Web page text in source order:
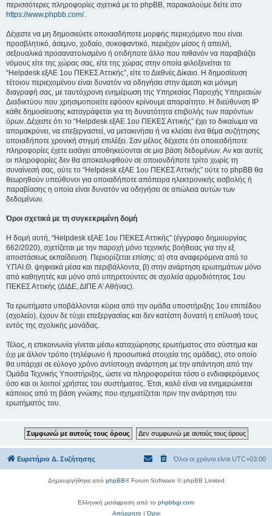
περισσότερες πληροφορίες σχετικά με το phpBB, παρακαλούμε δείτε στο
https://www.phpbb.com/.
Δέχεστε να μη δημοσιεύετε οποιασδήποτε μορφής περιεχόμενο που είναι
προσβλητικό, άσεμνο, χυδαίο, συκοφαντικό, περιέχον μίσος ή απειλή,
σεξουαλικά προσανατολισμένο ή οτιδήποτε άλλο που πιθανόν να παραβιάζει
νόμους είτε της χώρας σας, είτε της χώρας στην οποία φιλοξενείται το
“Helpdesk εξΑΕ 1ου ΠΕΚΕΣ Αττικής”, είτε το Διεθνές Δίκαιο. Η δημοσίευση
τέτοιου περιεχομένου είναι δυνατόν να οδηγήσει στην άμεση και μόνιμη
διαγραφή σας, με ταυτόχρονη ενημέρωση της Υπηρεσίας Παροχής Υπηρεσιών
Διαδικτύου που χρησιμοποιείτε εφόσον κρίνουμε απαραίτητο. Η διεύθυνση IP
κάθε δημοσίευσης καταγράφεται για τη δυνατότητα επιβολής των παρόντων
όρων. Δέχεστε ότι το “Helpdesk εξΑΕ 1ου ΠΕΚΕΣ Αττικής” έχει το δικαίωμα να
απομακρύνει, να επεξεργαστεί, να μετακινήσει ή να κλείσει ένα θέμα συζήτησης
οποιαδήποτε χρονική στιγμή επιλέξει. Σαν μέλος δέχεστε ότι οποιεσδήποτε
πληροφορίες έχετε εισάγει αποθηκεύονται σε μια βάση δεδομένων. Αν και αυτές
οι πληροφορίες δεν θα αποκαλυφθούν σε οποιονδήποτε τρίτο χωρίς τη
συναίνεσή σας, ούτε το “Helpdesk εξΑΕ 1ου ΠΕΚΕΣ Αττικής” ούτε το phpBB θα
θεωρηθούν υπεύθυνοι για οποιαδήποτε απόπειρα ηλεκτρονικής εισβολής ή
παραβίασης η οποία είναι δυνατόν να οδηγήσει σε απώλεια αυτών των
δεδομένων.
Όροι σχετικά με τη συγκεκριμένη δομή
Η δομή αυτή, “Helpdesk εξΑΕ 1ου ΠΕΚΕΣ Αττικής” (έγγραφο δημιουργίας
662/2020), σχετίζεται με την παροχή μόνο τεχνικής βοήθειας για την εξ
αποστάσεως εκπαίδευση. Περιορίζεται επίσης: α) στα αναφερόμενα από το
Υ.ΠΑΙ.Θ. ψηφιακά μέσα και περιβάλλοντα, β) στην ανάρτηση ερωτημάτων μόνο
από καθηγητές και μόνο από υπηρετούντες σε σχολεία αρμοδιότητας 1ου
ΠΕΚΕΣ Αττικής (ΔΙΔΕ, ΔΙΠΕ Α' Αθήνας).
Τα ερωτήματα υποβάλλονται κύρια από την ομάδα υποστήριξης 1ου επιπέδου
(σχολείο), έχουν δε τύχει επεξεργασίας και δεν κατέστη δυνατή η επίλυσή τους
εντός της σχολικής μονάδας.
Τέλος, η επικοινωνία γίνεται μέσω καταχώρησης ερωτήματος στο σύστημα και
όχι με άλλον τρόπο (τηλέφωνο ή προσωπικά στοιχεία της ομάδας), στο οποίο
θα υπάρχει σε εύλογο χρόνο αντίστοιχη ανάρτηση με την απάντηση από την
Ομάδα Τεχνικής Υποστήριξης, ώστε να πληροφορείται τόσο ο ενδιαφερόμενος
όσο και οι λοιποί χρήστες του συστήματος. Έτσι, καλό είναι να ενημερώνεται
κάποιος από τη βάση γνώσης που σχηματίζεται πριν την ανάρτηση του
ερωτήματός του.
Ευρετήριο Δ. Συζήτησης Όλοι οι χρόνοι είναι UTC+03:00
Δημιουργήθηκε από phpBB® Forum Software © phpBB Limited
Ελληνική μετάφραση από το phpbbgr.com
Απόρρητο|Όροι